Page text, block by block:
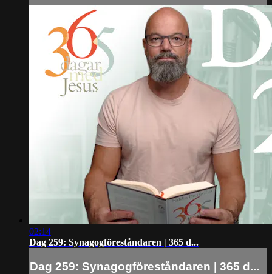
02:14
Dag 259: Synagogföreståndaren | 365 d...
Dag 259: Synagogföreståndaren | 365 d...